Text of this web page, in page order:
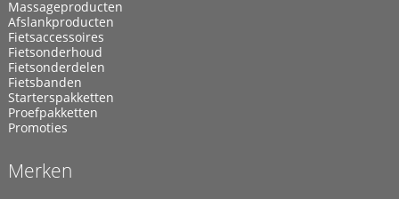
Massageproducten
Afslankproducten
Fietsaccessoires
Fietsonderhoud
Fietsonderdelen
Fietsbanden
Starterspakketten
Proefpakketten
Promoties
Merken